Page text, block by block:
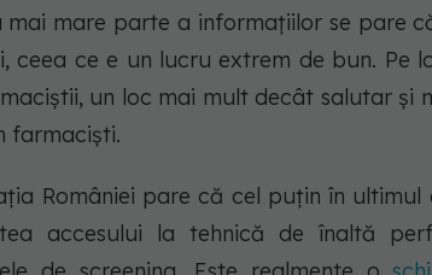
mai mare parte a informațiilor se pare
ceea ce e un lucru extrem de bun. Pe
un loc mai mult decât salutar și
farmaciști.
României pare că cel puțin în ultimul
accesului la tehnică de înaltă